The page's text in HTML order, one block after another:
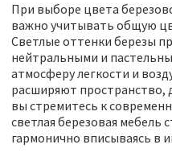
При выборе цвета
важно учитывать общую
Светлые оттенки березы
нейтральными и
атмосферу легкости и
расширяют пространство,
вы стремитесь к
светлая березовая
гармонично вписываясь в